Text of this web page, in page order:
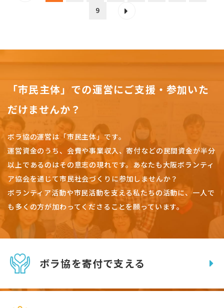
9
「市民主体」での運営にご支援・参加いた
だけませんか？
ボラ協の運営は「市民主体」です。
運営資金のうち、会費や事業収入、寄付などの民間資金が半分
以上であるのはその意志の現れです。 あなたも大阪ボランティ
ア協会を通じて市民社会づくりに参加しませんか？
ボランティア活動や市民活動を支える私たちの活動に、一人で
も多くの方が加わってくださることを願っています。
ボラ協を寄付で支える